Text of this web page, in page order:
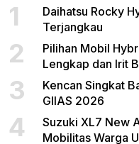
1
Daihatsu Rocky
Terjangkau
2
Pilihan Mobil
Lengkap dan Irit
3
Kencan Singkat
GIIAS 2026
4
Suzuki XL7 New
Mobilitas Warga